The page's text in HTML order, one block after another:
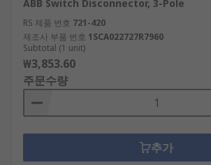
ABB Switch Disconnector, 3-Pole
RS 제품 번호 721-420
제조사 부품 번호 1SCA022727R7960
Subtotal (1 unit)
₩3,853.60
주문수량
추가